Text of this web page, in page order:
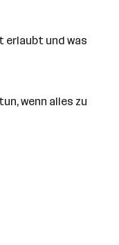
erlaubt und was
wenn alles zu